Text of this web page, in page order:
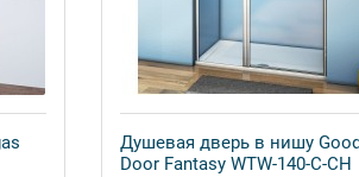
Душевая дверь в нишу
Door Fantasy WTW-140-C-CH